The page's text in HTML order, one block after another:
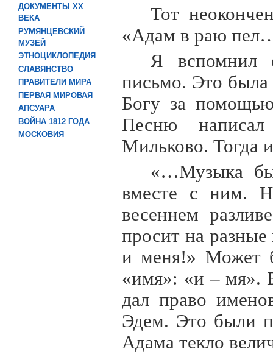
ДОКУМЕНТЫ XX
ВЕКА
РУМЯНЦЕВСКИЙ
МУЗЕЙ
ЭТНОЦИКЛОПЕДИЯ
СЛАВЯНСТВО
ПРАВИТЕЛИ МИРА
ПЕРВАЯ МИРОВАЯ
АПСУАРА
ВОЙНА 1812 ГОДА
МОСКОВИЯ
Тот
«Адам в раю
Я вспомнил
письмо. Это была
Богу за
Песню
Мильково. Тогда
«…Музыка
вместе с ним.
весеннем
просит на
и меня!» Может
«имя»: «и – мя».
дал право
Эдем. Это были
Адама текло